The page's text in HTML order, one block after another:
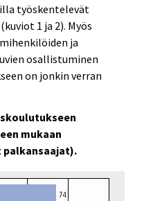
työskentelevät
1 ja 2). Myös
ja
osallistuminen
on jonkin verran
mukaan
palkansaajat).